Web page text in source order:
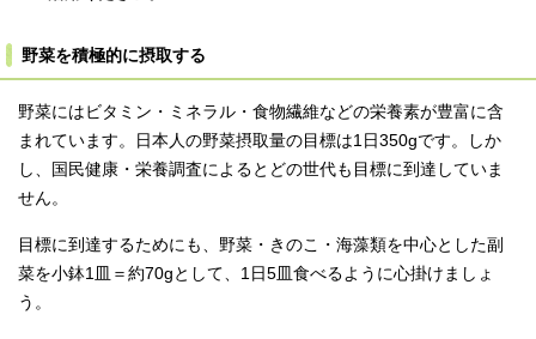
野菜を積極的に摂取する
野菜にはビタミン・ミネラル・食物繊維などの栄養素が豊富に含
まれています。日本人の野菜摂取量の目標は1日350gです。しか
し、国民健康・栄養調査によるとどの世代も目標に到達していま
せん。
目標に到達するためにも、野菜・きのこ・海藻類を中心とした副
菜を小鉢1皿＝約70gとして、1日5皿食べるように心掛けましょ
う。